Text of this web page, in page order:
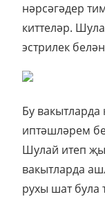
нәрсәгәдер
киттеләр.
эстрилек
Бу
иптәшләрем
Шулай итеп
вакытларда
рухы шат була